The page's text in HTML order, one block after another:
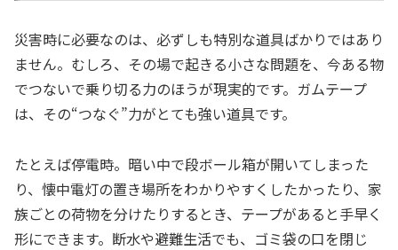
災害時に必要なのは、必ずしも特別な道具ばかりではあり
ません。むしろ、その場で起きる小さな問題を、今ある物
でつないで乗り切る力のほうが現実的です。ガムテープ
は、その“つなぐ”力がとても強い道具です。
たとえば停電時。暗い中で段ボール箱が開いてしまった
り、懐中電灯の置き場所をわかりやすくしたかったり、家
族ごとの荷物を分けたりするとき、テープがあると手早く
形にできます。断水や避難生活でも、ゴミ袋の口を閉じ